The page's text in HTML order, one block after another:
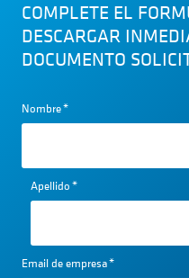
COMPLETE EL
DESCARGAR
DOCUMENTO
Nombre*
Apellido*
Email de empresa*